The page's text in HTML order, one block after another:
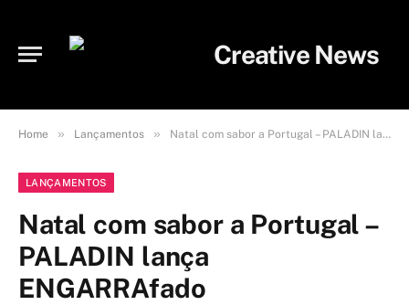
Home » Lançamentos » Natal com sabor a Portugal – PALADIN lança ENGARRAfado
LANÇAMENTOS
Natal com sabor a Portugal –
PALADIN lança
ENGARRAfado